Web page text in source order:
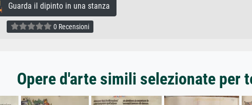
Guarda il dipinto in una stanza
0 Recensioni
Opere d'arte simili selezionate per